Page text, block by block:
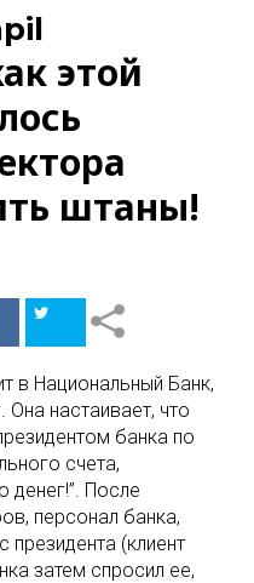
этой
штаны!
Поделиться
в Национальный Банк,
настаивает, что
банка по
счета,
денег!”. После
персонал банка,
президента (клиент
затем спросил ее,